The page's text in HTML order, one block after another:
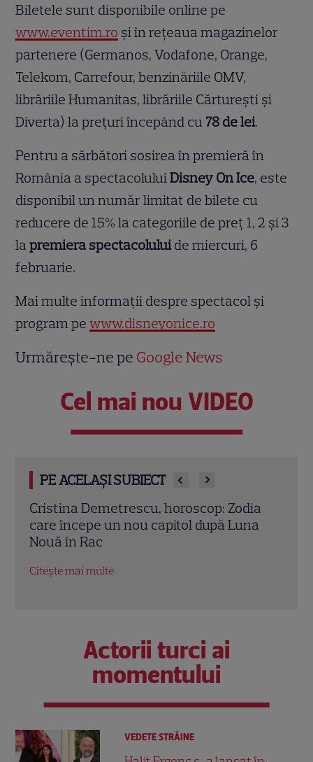
Biletele sunt disponibile online pe
www.eventim.ro și în rețeaua magazinelor
partenere (Germanos, Vodafone, Orange,
Telekom, Carrefour, benzinăriile OMV,
librăriile Humanitas, librăriile Cărturești și
Diverta) la prețuri începând cu 78 de lei.
Pentru a sărbători sosirea în premieră în
România a spectacoluluiDisney On Ice, este
disponibil un număr limitat de bilete cu
reducere de 15% la categoriile de preț 1, 2 și 3
lapremiera spectacoluluide miercuri, 6
februarie.
Mai multe informații despre spectacol și
program pewww.disneyonice.ro
Urmărește-ne pe Google News
Cel mai nou VIDEO
PE ACELAȘI SUBIECT
August schimbă complet destinul unei
zodii. Vin bani din toate direcțiile, iar
oportunitățile se țin lanț
Citește mai multe
Actorii turci ai
momentului
VEDETE STRĂINE